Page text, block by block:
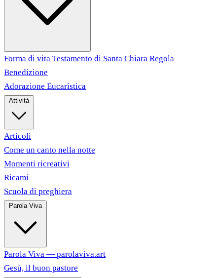
Forma di vita Testamento di Santa Chiara Regola
Benedizione
Adorazione Eucaristica
Attività
Articoli
Come un canto nella notte
Momenti ricreativi
Ricami
Scuola di preghiera
Parola Viva
Parola Viva — parolaviva.art
Gesù, il buon pastore